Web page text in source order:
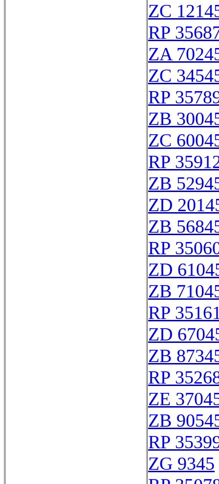
ZC
RP
ZA
ZC
RP
ZB
ZC
RP
ZB
ZD
ZB
RP
ZD
ZB
RP
ZD
ZB
RP
ZE
ZB
RP
ZG 9345